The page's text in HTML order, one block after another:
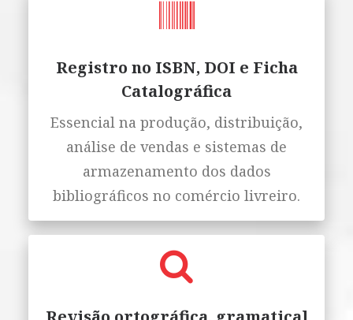
Registro no ISBN, DOI e Ficha
Catalográfica
Essencial na produção, distribuição,
análise de vendas e sistemas de
armazenamento dos dados
bibliográficos no comércio livreiro.